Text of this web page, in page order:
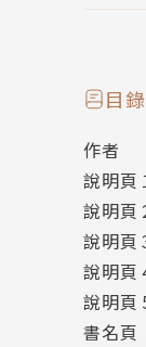
對杜
他與他
作者簡
M.貓子
十年資
FB粉
噗浪：
目錄
作者
說明頁
說明頁
說明頁
說明頁
說明頁
書名頁